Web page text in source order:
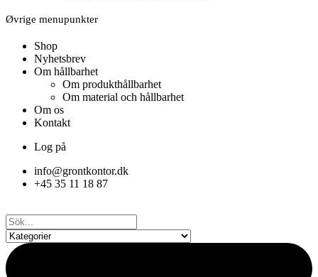
Øvrige menupunkter
Shop
Nyhetsbrev
Om hållbarhet
Om produkthållbarhet
Om material och hållbarhet
Om os
Kontakt
Log på
info@grontkontor.dk
+45 35 11 18 87